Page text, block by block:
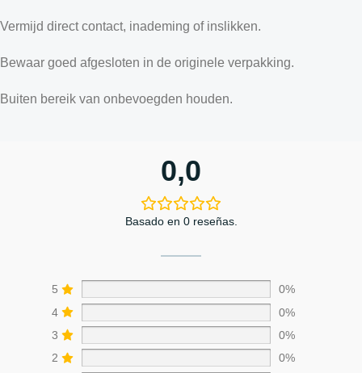
Vermijd direct contact, inademing of inslikken.
Bewaar goed afgesloten in de originele verpakking.
Buiten bereik van onbevoegden houden.
0,0
Basado en 0 reseñas.
5
0%
4
0%
3
0%
2
0%